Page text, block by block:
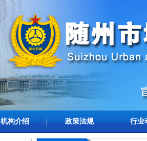
机构介绍 政策法规 行业